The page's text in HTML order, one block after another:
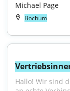
Michael Page
Bochum
Hallo! Wir sind